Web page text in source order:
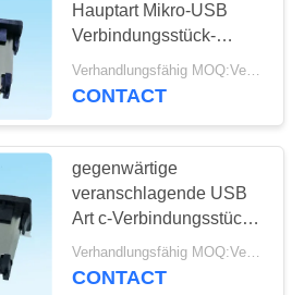
Hauptart Mikro-USB
Verbindungsstück-
Widerstand C 10000
wiederholte
Verhandlungsfähig MOQ:Verhandelbar
CONTACT
gegenwärtige
veranschlagende USB
Art c-Verbindungsstück-
temperaturbeständiges
Plastik 3.0A
Verhandlungsfähig MOQ:Verhandelbar
CONTACT